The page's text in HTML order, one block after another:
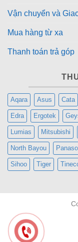
ALLM) và 1
đa dạng gồm
CI+, jack tai
hiện đại với
truyền tải ổn
Vận chuyển và
Mua hàng từ xa
Thanh toán trả góp
Aqara Asus Cata
Edra Ergotek
Lumias Mitsubishi
North Bayou
Sihoo Tiger